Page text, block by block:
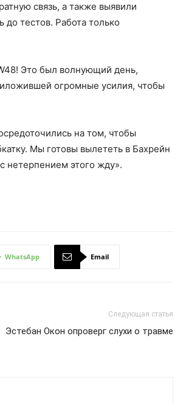
связь, а также выявили
тестов. Работа только
Это был волнующий день,
огромные усилия, чтобы
на том, чтобы
Мы готовы вылететь в Бахрейн
нетерпением этого жду».
WhatsApp Email
Следующая статья
Эстебан Окон опроверг слухи о травме